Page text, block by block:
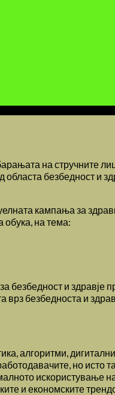
на стручните
областа безбедност и
кампања за
обука, на тема:
безбедност и здравје
безбедноста и
алгоритми,
но исто
искористување
и економските